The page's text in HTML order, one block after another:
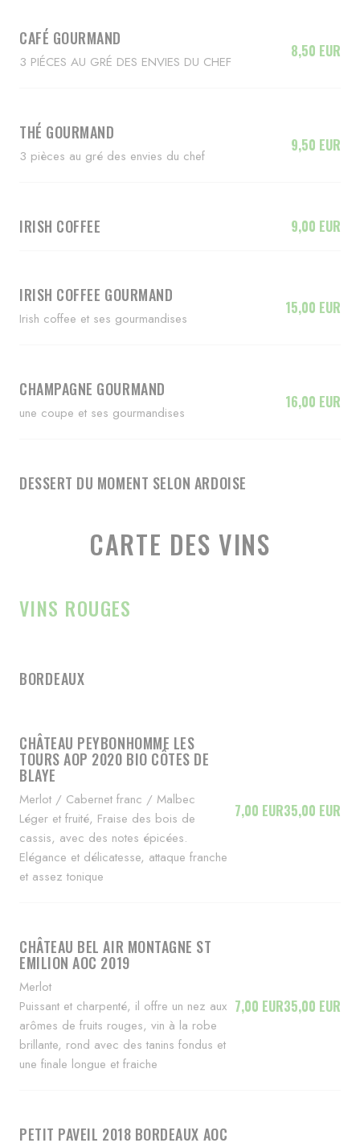
CAFÉ GOURMAND
3 PIÉCES AU GRÉ DES ENVIES DU CHEF
8,50 EUR
THÉ GOURMAND
3 pièces au gré des envies du chef
9,50 EUR
IRISH COFFEE 9,00 EUR
IRISH COFFEE GOURMAND
Irish coffee et ses gourmandises
15,00 EUR
CHAMPAGNE GOURMAND
une coupe et ses gourmandises
16,00 EUR
DESSERT DU MOMENT SELON ARDOISE
CARTE DES VINS
VINS ROUGES
BORDEAUX
CHÂTEAU PEYBONHOMME LES
TOURS AOP 2020 BIO CÔTES DE
BLAYE
Merlot / Cabernet franc / Malbec
Léger et fruité, Fraise des bois de
cassis, avec des notes épicées.
Elégance et délicatesse, attaque franche
et assez tonique
7,00 EUR35,00 EUR
CHÂTEAU BEL AIR MONTAGNE ST
EMILION AOC 2019
Merlot
Puissant et charpenté, il offre un nez aux
arômes de fruits rouges, vin à la robe
brillante, rond avec des tanins fondus et
une finale longue et fraiche
7,00 EUR35,00 EUR
PETIT PAVEIL 2018 BORDEAUX AOC